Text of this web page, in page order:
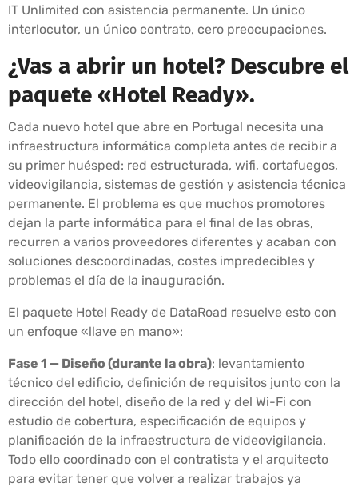
IT Unlimited con asistencia permanente. Un único
interlocutor, un único contrato, cero preocupaciones.
¿Vas a abrir un hotel? Descubre el
paquete «Hotel Ready».
Cada nuevo hotel que abre en Portugal necesita una
infraestructura informática completa antes de recibir a
su primer huésped: red estructurada, wifi, cortafuegos,
videovigilancia, sistemas de gestión y asistencia técnica
permanente. El problema es que muchos promotores
dejan la parte informática para el final de las obras,
recurren a varios proveedores diferentes y acaban con
soluciones descoordinadas, costes impredecibles y
problemas el día de la inauguración.
El paquete Hotel Ready de DataRoad resuelve esto con
un enfoque «llave en mano»:
Fase 1 — Diseño (durante la obra): levantamiento
técnico del edificio, definición de requisitos junto con la
dirección del hotel, diseño de la red y del Wi-Fi con
estudio de cobertura, especificación de equipos y
planificación de la infraestructura de videovigilancia.
Todo ello coordinado con el contratista y el arquitecto
para evitar tener que volver a realizar trabajos ya